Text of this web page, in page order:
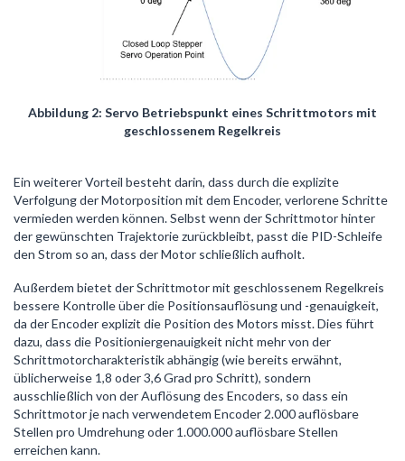
Abbildung 2: Servo Betriebspunkt eines Schrittmotors mit
geschlossenem Regelkreis
Ein weiterer Vorteil besteht darin, dass durch die explizite
Verfolgung der Motorposition mit dem Encoder, verlorene Schritte
vermieden werden können. Selbst wenn der Schrittmotor hinter
der gewünschten Trajektorie zurückbleibt, passt die PID-Schleife
den Strom so an, dass der Motor schließlich aufholt.
Außerdem bietet der Schrittmotor mit geschlossenem Regelkreis
bessere Kontrolle über die Positionsauflösung und -genauigkeit,
da der Encoder explizit die Position des Motors misst. Dies führt
dazu, dass die Positioniergenauigkeit nicht mehr von der
Schrittmotorcharakteristik abhängig (wie bereits erwähnt,
üblicherweise 1,8 oder 3,6 Grad pro Schritt), sondern
ausschließlich von der Auflösung des Encoders, so dass ein
Schrittmotor je nach verwendetem Encoder 2.000 auflösbare
Stellen pro Umdrehung oder 1.000.000 auflösbare Stellen
erreichen kann.